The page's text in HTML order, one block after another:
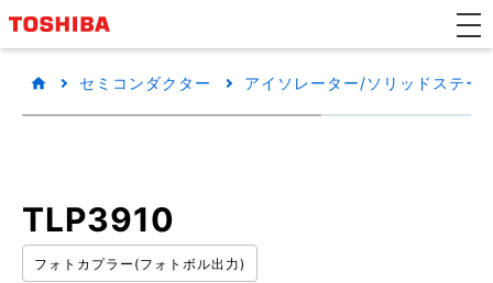
セミコンダクター アイソレーター/ソリッドステー
TLP3910
フォトカプラー(フォトボル出力)